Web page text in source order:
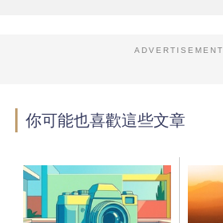
ADVERTISEMENT
你可能也喜歡這些文章